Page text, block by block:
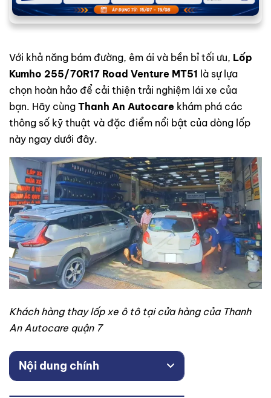
Với khả năng bám đường, êm ái và bền bỉ tối ưu, Lốp
Kumho 255/70R17 Road Venture MT51 là sự lựa
chọn hoàn hảo để cải thiện trải nghiệm lái xe của
bạn. Hãy cùng Thanh An Autocare khám phá các
thông số kỹ thuật và đặc điểm nổi bật của dòng lốp
này ngay dưới đây.
Khách hàng thay lốp xe ô tô tại cửa hàng của Thanh
An Autocare quận 7
Nội dung chính